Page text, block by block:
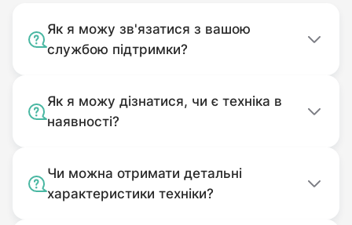
Як я можу зв'язатися з вашою
службою підтримки?
Як я можу дізнатися, чи є техніка в
наявності?
Чи можна отримати детальні
характеристики техніки?